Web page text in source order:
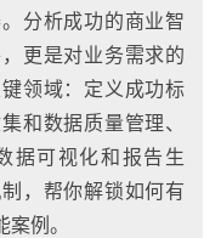
分析成功的商业智
更是对业务需求的
领域：定义成功标
和数据质量管理、
据可视化和报告生
，帮你解锁如何有
例。